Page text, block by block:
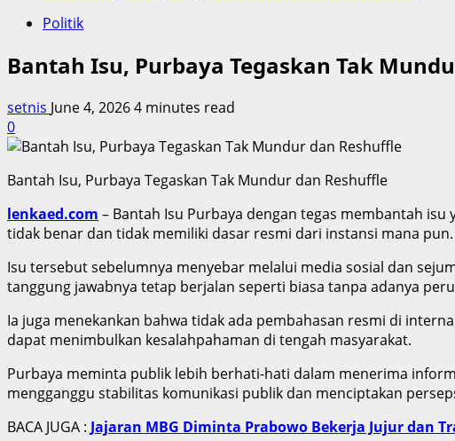
Politik
Bantah Isu, Purbaya Tegaskan Tak
setnis June 4, 20264 minutes read
0
Bantah Isu, Purbaya Tegaskan Tak Mundur dan Reshuffle
lenkaed.com – Bantah Isu Purbaya dengan tegas membantah
tidak benar dan tidak memiliki dasar resmi dari instansi mana
Isu tersebut sebelumnya menyebar melalui media sosial dan
tanggung jawabnya tetap berjalan seperti biasa tanpa adanya
Ia juga menekankan bahwa tidak ada pembahasan resmi di
dapat menimbulkan kesalahpahaman di tengah masyarakat.
Purbaya meminta publik lebih berhati-hati dalam menerima
mengganggu stabilitas komunikasi publik dan menciptakan
BACA JUGA : Jajaran MBG Diminta Prabowo Bekerja Jujur dan